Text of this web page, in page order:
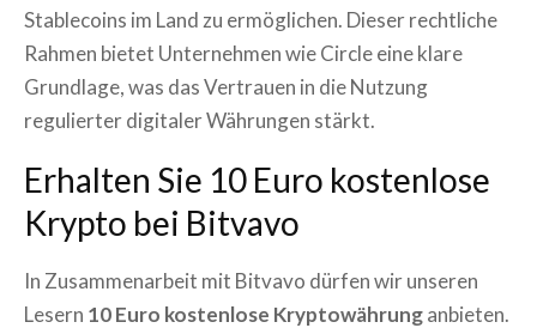
Stablecoins im Land zu ermöglichen. Dieser rechtliche
Rahmen bietet Unternehmen wie Circle eine klare
Grundlage, was das Vertrauen in die Nutzung
regulierter digitaler Währungen stärkt.
Erhalten Sie 10 Euro kostenlose
Krypto bei Bitvavo
In Zusammenarbeit mit Bitvavo dürfen wir unseren
Lesern 10 Euro kostenlose Kryptowährunganbieten.